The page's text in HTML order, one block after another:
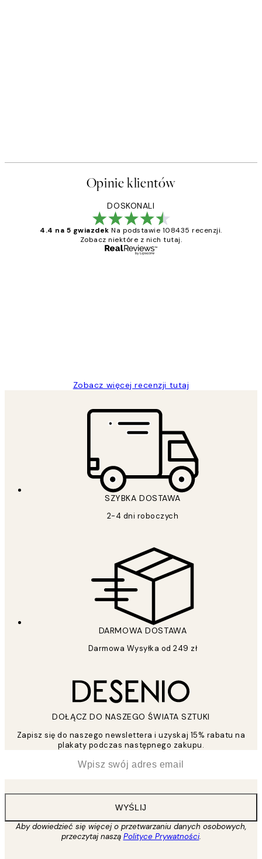
Opinie klientów
DOSKONALI
4.4 na 5 gwiazdek Na podstawie 108435 recenzji.
Zobacz niektóre z nich tutaj.
Zobacz więcej recenzji tutaj
SZYBKA DOSTAWA
2-4 dni roboczych
DARMOWA DOSTAWA
Darmowa Wysyłka od 249 zł
DOŁĄCZ DO NASZEGO ŚWIATA SZTUKI
Zapisz się do naszego newslettera i uzyskaj 15% rabatu na
plakaty podczas następnego zakupu.
WYŚLIJ
Aby dowiedzieć się więcej o przetwarzaniu danych osobowych,
przeczytaj naszą Polityce Prywatności.